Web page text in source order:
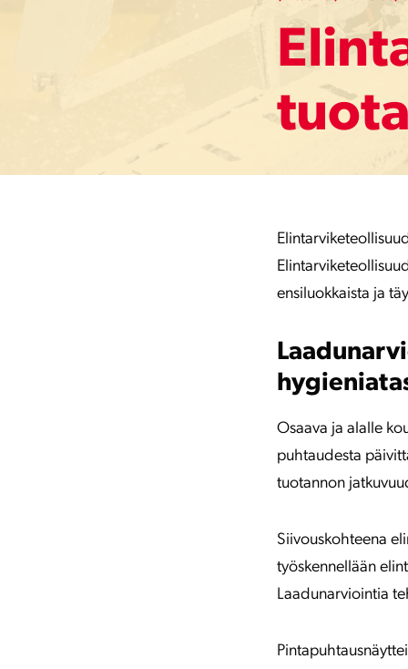
ensiluokkaista ja
Osaava ja alalle
puhtaudesta
tuotannon
Siivouskohteena
työskennellään
Laadunarviointia